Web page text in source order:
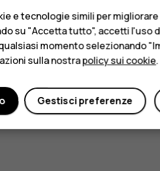
e tecnologie simili per
su "Accetta tutto", accetti l'uso
momento selezionando
sulla nostrapolicy sui cookie.
Gestisci preferenze